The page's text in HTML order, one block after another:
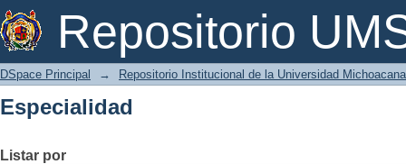
Repositorio
Especialidad
DSpace Principal → Repositorio Institucional de la Universidad
Especialidad
Listar por